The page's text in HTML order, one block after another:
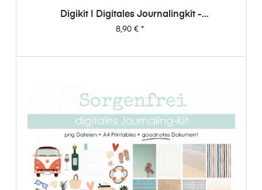
Digikit | Digitales Journalingkit -
Weltenbummler
Preis
8,90 €*